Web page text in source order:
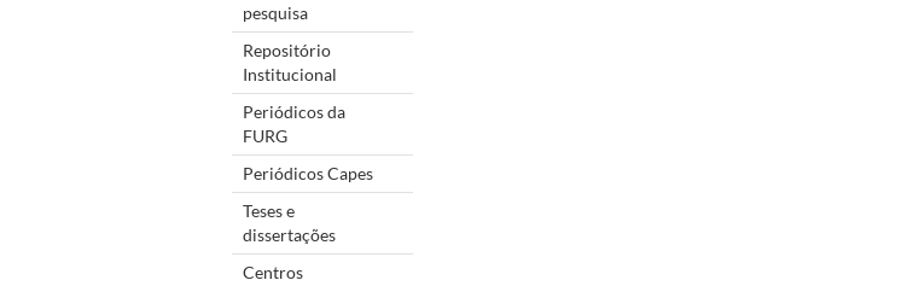
pesquisa
Repositório
Institucional
Periódicos da
FURG
Periódicos Capes
Teses e
dissertações
Centros